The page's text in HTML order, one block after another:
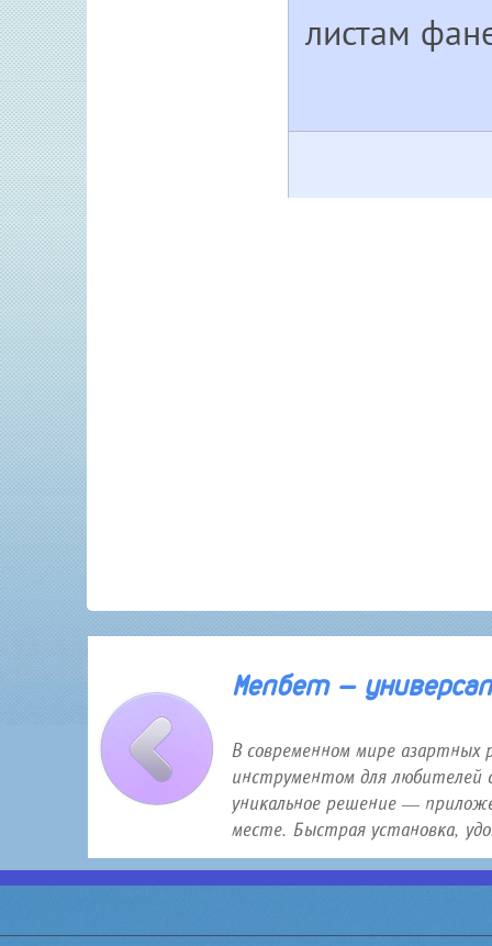
листам
Мелбет —
В современном мире азартных
инструментом для любителей
уникальное решение —
месте. Быстрая установка,